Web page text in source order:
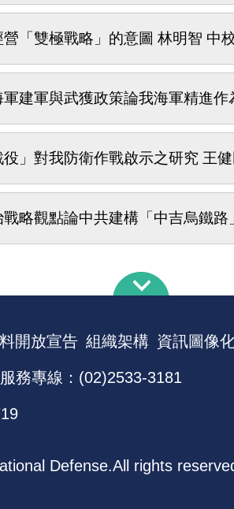
「雙極戰略」的意圖 林明智 中
建軍與武獲政策論我海軍精進
役」對我防衛作戰啟示之研究 王
戰略觀點論中共建構「中吉烏鐵
開放宣告 組織架構 資訊圖像
服務專線：(02)2533-3181
Defense.All rights